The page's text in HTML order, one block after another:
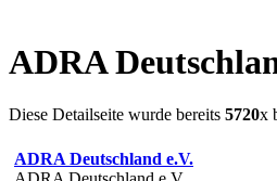
ADRA
Diese Detailseite wurde bereits 5720x
ADRA Deutschland e.V.